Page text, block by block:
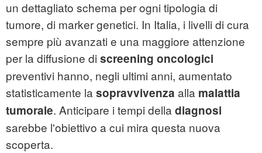
un dettagliato schema per ogni tipologia di
tumore, di marker genetici. In Italia, i livelli di cura
sempre più avanzati e una maggiore attenzione
per la diffusione di screening oncologici
preventivi hanno, negli ultimi anni, aumentato
statisticamente la sopravvivenza alla malattia
tumorale. Anticipare i tempi della diagnosi
sarebbe l'obiettivo a cui mira questa nuova
scoperta.